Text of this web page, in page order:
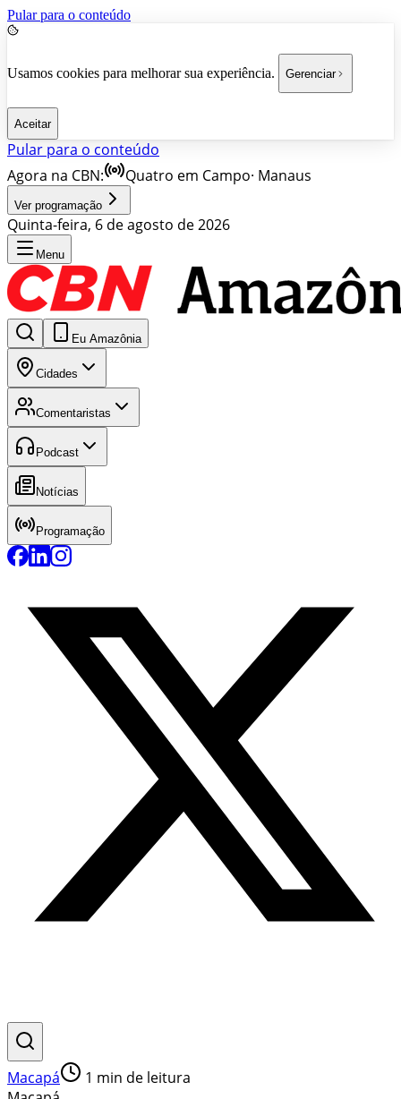
Pular para o conteúdo
Usamos cookies para melhorar sua experiência. Gerenciar
Aceitar
Pular para o conteúdo
Agora na CBN:
Quatro em Campo· Manaus
Ver programação
Quinta-feira, 6 de agosto de 2026
Menu
Eu Amazônia
Cidades
Comentaristas
Podcast
Notícias
Programação
Macapá 1 min de leitura